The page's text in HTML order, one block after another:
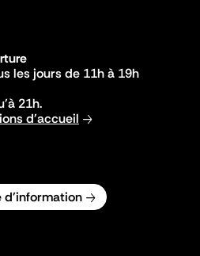
les jours de 11h à 19h
21h.
d'accueil
d'information